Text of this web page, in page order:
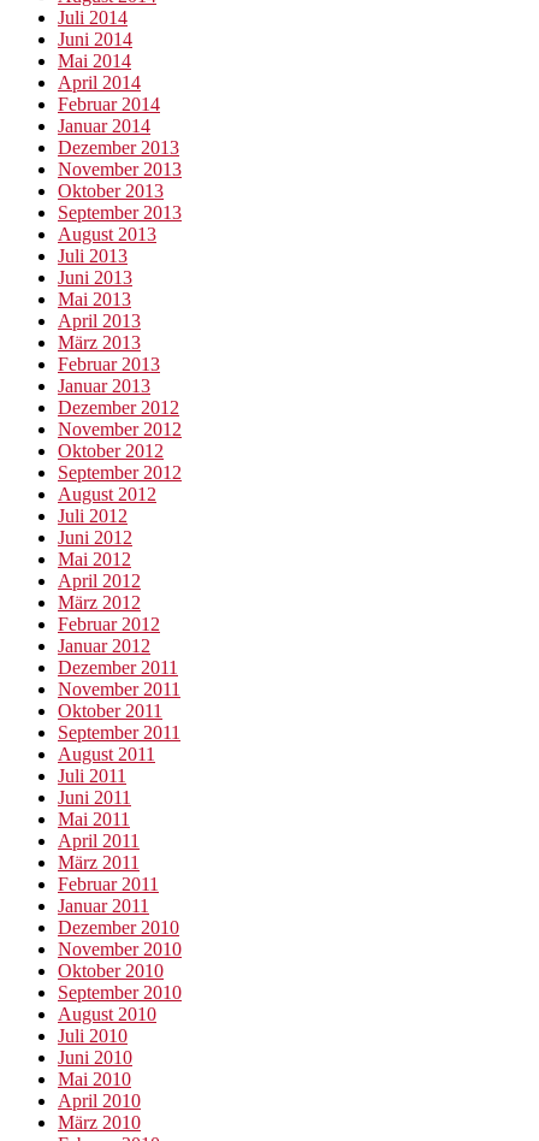
Juli 2014
Juni 2014
Mai 2014
April 2014
Februar 2014
Januar 2014
Dezember 2013
November 2013
Oktober 2013
September 2013
August 2013
Juli 2013
Juni 2013
Mai 2013
April 2013
März 2013
Februar 2013
Januar 2013
Dezember 2012
November 2012
Oktober 2012
September 2012
August 2012
Juli 2012
Juni 2012
Mai 2012
April 2012
März 2012
Februar 2012
Januar 2012
Dezember 2011
November 2011
Oktober 2011
September 2011
August 2011
Juli 2011
Juni 2011
Mai 2011
April 2011
März 2011
Februar 2011
Januar 2011
Dezember 2010
November 2010
Oktober 2010
September 2010
August 2010
Juli 2010
Juni 2010
Mai 2010
April 2010
März 2010